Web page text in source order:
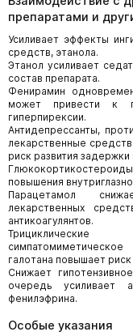
препаратами и
Усиливает эффекты
средств, этанола.
Этанол усиливает
состав препарата.
Фенирамин
может привести к
гиперпирексии.
Антидепрессанты,
лекарственные
риск развития
повышения
Парацетамол
лекарственных
антикоагулянтов.
галотана повышает
Снижает
очередь усиливает
фенилэфрина.
Особые указания